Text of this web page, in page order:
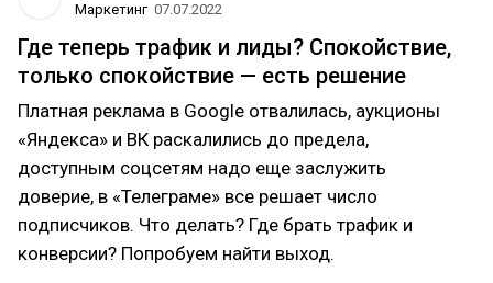
Маркетинг 07.07.2022
Где теперь трафик и лиды? Спокойствие,
только спокойствие — есть решение
Платная реклама в Google отвалилась, аукционы
«Яндекса» и ВК раскалились до предела,
доступным соцсетям надо еще заслужить
доверие, в «Телеграме» все решает число
подписчиков. Что делать? Где брать трафик и
конверсии? Попробуем найти выход.